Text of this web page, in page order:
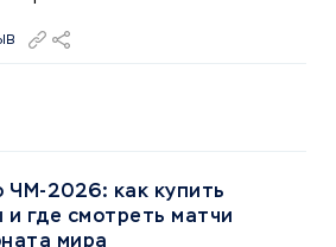
ЧМ-2026: как купить
и где смотреть матчи
мира